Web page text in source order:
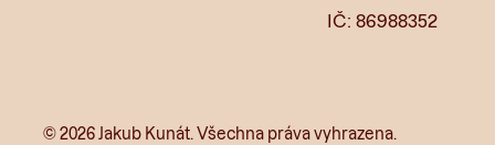
IČ: 86988352
©2026Jakub Kunát. Všechna práva vyhrazena.